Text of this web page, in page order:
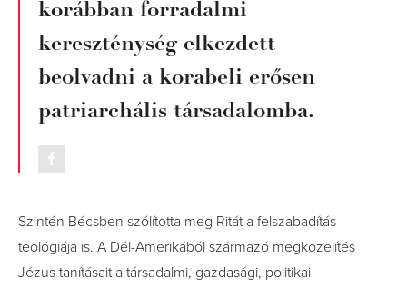
korábban forradalmi
kereszténység elkezdett
beolvadni a korabeli erősen
patriarchális társadalomba.
Szintén Bécsben szólította meg Ritát a felszabadítás
teológiája is. A Dél-Amerikából származó megközelítés
Jézus tanításait a társadalmi, gazdasági, politikai